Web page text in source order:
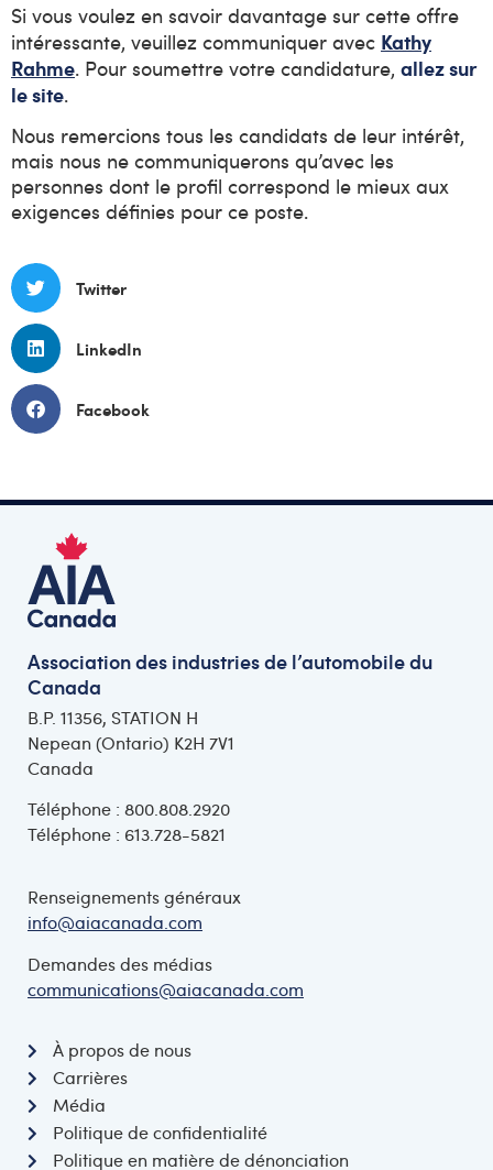
Si vous voulez en savoir davantage sur cette offre
intéressante, veuillez communiquer avec Kathy
Rahme. Pour soumettre votre candidature, allez sur
le site.
Nous remercions tous les candidats de leur intérêt,
mais nous ne communiquerons qu’avec les
personnes dont le profil correspond le mieux aux
exigences définies pour ce poste.
Twitter
LinkedIn
Facebook
Association des industries de l’automobile du
Canada
B.P. 11356, STATION H
Nepean (Ontario) K2H 7V1
Canada
Téléphone : 800.808.2920
Téléphone : 613.728-5821
Renseignements généraux
info@aiacanada.com
Demandes des médias
communications@aiacanada.com
À propos de nous
Carrières
Média
Politique de confidentialité
Politique en matière de dénonciation